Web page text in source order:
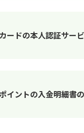
ードの本人認証サー
イントの入金明細書